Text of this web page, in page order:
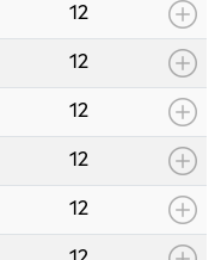
12
12
12
12
12